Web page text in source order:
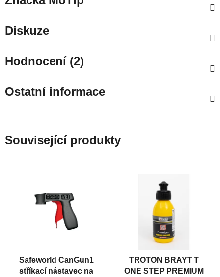
Diskuze
Hodnocení (2)
Ostatní informace
Související produkty
Safeworld CanGun1
stříkací nástavec na
TROTON BRAYT T
ONE STEP PREMIUM